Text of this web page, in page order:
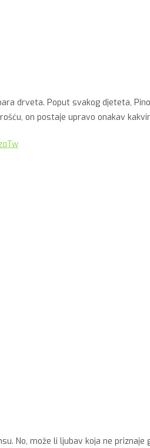
drveta. Poput svakog djeteta,
on postaje upravo onakav
No, može li ljubav koja ne